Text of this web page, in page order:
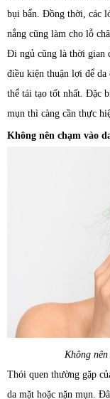
bụi bẩn. Đồng thời, các
nắng cũng làm cho lỗ
Đi ngủ cũng là thời gian
điều kiện thuận lợi để da
thể tái tạo tốt nhất. Đặc
mụn thì càng cần thực
Không nên chạm vào
Không
Thói quen thường gặp
da mặt hoặc nặn mụn.